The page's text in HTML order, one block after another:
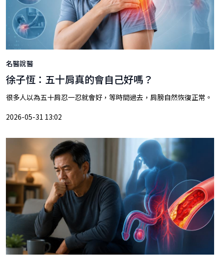
名醫說醫
徐子恆：五十肩真的會自己好嗎？
很多人以為五十肩忍一忍就會好，等時間過去，肩膀自然恢復正常。
2026-05-31 13:02